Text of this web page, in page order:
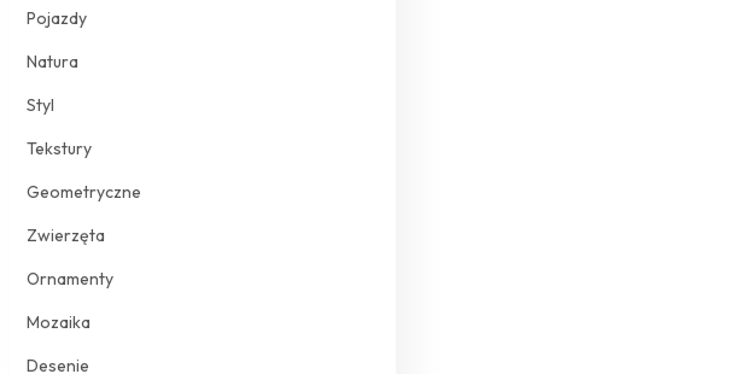
Pojazdy
Natura
Styl
Tekstury
Geometryczne
Zwierzęta
Ornamenty
Mozaika
Desenie